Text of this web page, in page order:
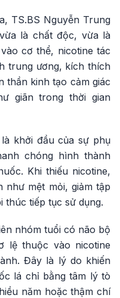
TS.BS Nguyễn Trung
là chất độc, vừa là
cơ thể, nicotine tác
trung ương, kích thích
thần kinh tạo cảm giác
giãn trong thời gian
khởi đầu của sự phụ
chóng hình thành
Khi thiếu nicotine,
như mệt mỏi, giảm tập
tiếp tục sử dụng.
nhóm tuổi có não bộ
lệ thuộc vào nicotine
Đây là lý do khiến
lá chỉ bằng tâm lý tò
năm hoặc thậm chí